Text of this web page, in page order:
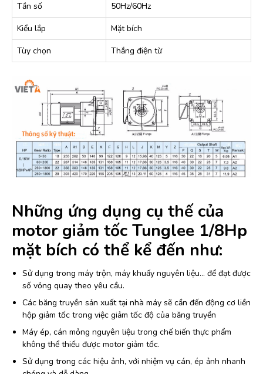
Tần số
50Hz/60Hz
Kiểu lắp
Mặt bích
Tùy chọn
Thắng điện từ
Những ứng dụng cụ thế của
motor giảm tốc Tunglee 1/8Hp
mặt bích có thể kể đến như:
Sử dụng trong máy trộn, máy khuấy nguyên liệu… để đạt được
số vỏng quay theo yêu cầu.
Các băng truyền sản xuất tại nhà máy sẽ cần đến động cơ liền
hộp giảm tốc trong việc giảm tốc độ của băng truyền
Máy ép, cán mỏng nguyên liệu trong chế biến thực phẩm
không thể thiếu được motor giảm tốc.
Sử dụng trong các hiệu ảnh, với nhiệm vụ cán, ép ảnh nhanh